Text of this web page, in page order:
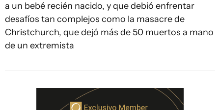
a un bebé recién nacido, y que debió enfrentar
desafíos tan complejos como la masacre de
Christchurch, que dejó más de 50 muertos a mano
de un extremista